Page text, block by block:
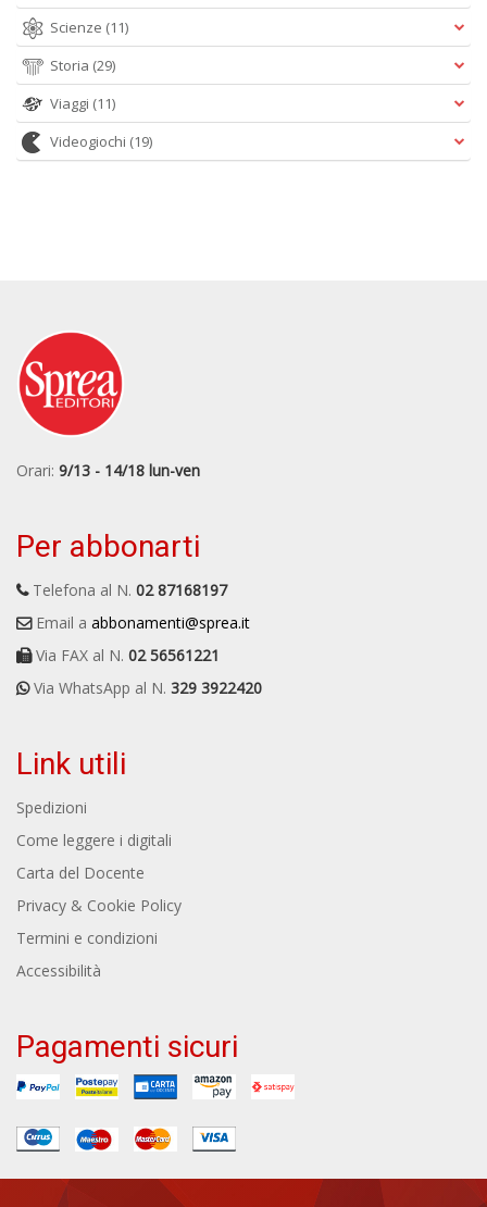
Scienze (11)
Storia (29)
Viaggi (11)
Videogiochi (19)
Orari: 9/13 - 14/18 lun-ven
Per abbonarti
Telefona al N. 02 87168197
Email a abbonamenti@sprea.it
Via FAX al N. 02 56561221
Via WhatsApp al N. 329 3922420
Link utili
Spedizioni
Come leggere i digitali
Carta del Docente
Privacy & Cookie Policy
Termini e condizioni
Accessibilità
Pagamenti sicuri